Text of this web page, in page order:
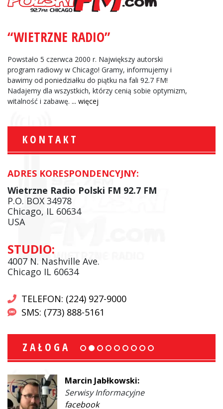
“WIETRZNE RADIO”
Powstało 5 czerwca 2000 r. Największy autorski
program radiowy w Chicago! Gramy, informujemy i
bawimy od poniedziałku do piątku na fali 92.7 FM!
Nadajemy dla wszystkich, którzy cenią sobie optymizm,
witalność i zabawę. ... więcej
KONTAKT
ADRES KORESPONDENCYJNY:
Wietrzne Radio Polski FM 92.7 FM
P.O. BOX 34978
Chicago, IL 60634
USA
STUDIO:
4007 N. Nashville Ave.
Chicago IL 60634
TELEFON: (224) 927-9000
SMS: (773) 888-5161
ZAŁOGA
Marcin Jabłkowski:
Serwisy Informacyjne
facebook